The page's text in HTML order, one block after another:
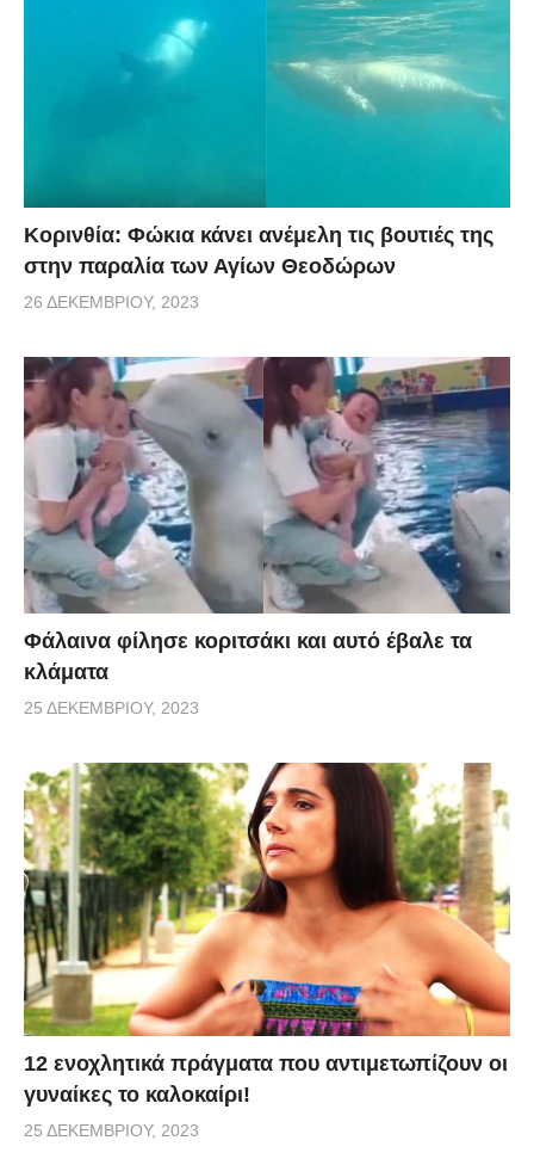
Κορινθία: Φώκια κάνει ανέμελη τις βουτιές της
στην παραλία των Αγίων Θεοδώρων
26 ΔΕΚΕΜΒΡΊΟΥ, 2023
Φάλαινα φίλησε κοριτσάκι και αυτό έβαλε τα
κλάματα
25 ΔΕΚΕΜΒΡΊΟΥ, 2023
12 ενοχλητικά πράγματα που αντιμετωπίζουν οι
γυναίκες το καλοκαίρι!
25 ΔΕΚΕΜΒΡΊΟΥ, 2023